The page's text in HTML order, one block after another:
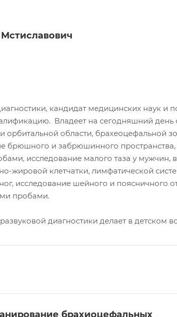
кандидат медицинских наук и
Владеет на сегодняшний
орбитальной области, брахеоцефальной
брюшного и забрюшинного пространства,
исследование малого таза у мужчин, в
жировой клетчатки, лимфатической
исследование шейного и поясничного
пробами.
диагностики делает в детском
брахиоцефальных